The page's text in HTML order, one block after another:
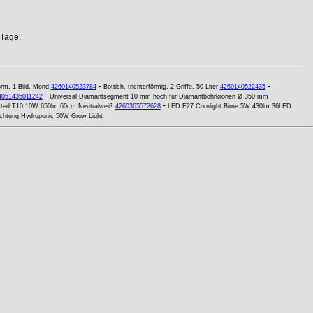
1 Bild, Mond 4260140523784- Bottich, trichterförmig, 2 Griffe, 50 Liter 4260140522435-
- Universal Diamantsegment 10 mm hoch für Diamantbohrkronen Ø 350 mm
T10 10W 650lm 60cm Neutralweiß 4260365572628- LED E27 Cornlight Birne 5W 430lm 36LED
Hydroponic 50W Grow Light